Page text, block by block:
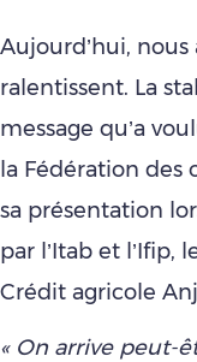
Aujourd’hui, nous
ralentissent. La
message qu’a
la Fédération des
sa présentation
par l’Itab et l’Ifip,
Crédit agricole
« On arrive peut-